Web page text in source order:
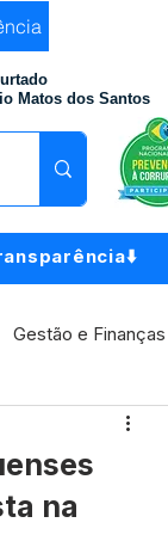
Matos dos Santos
Gestão e Finanças
Meio Ambiente
Município
na